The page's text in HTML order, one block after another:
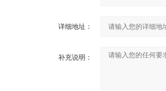
详细地址：
补充说明：